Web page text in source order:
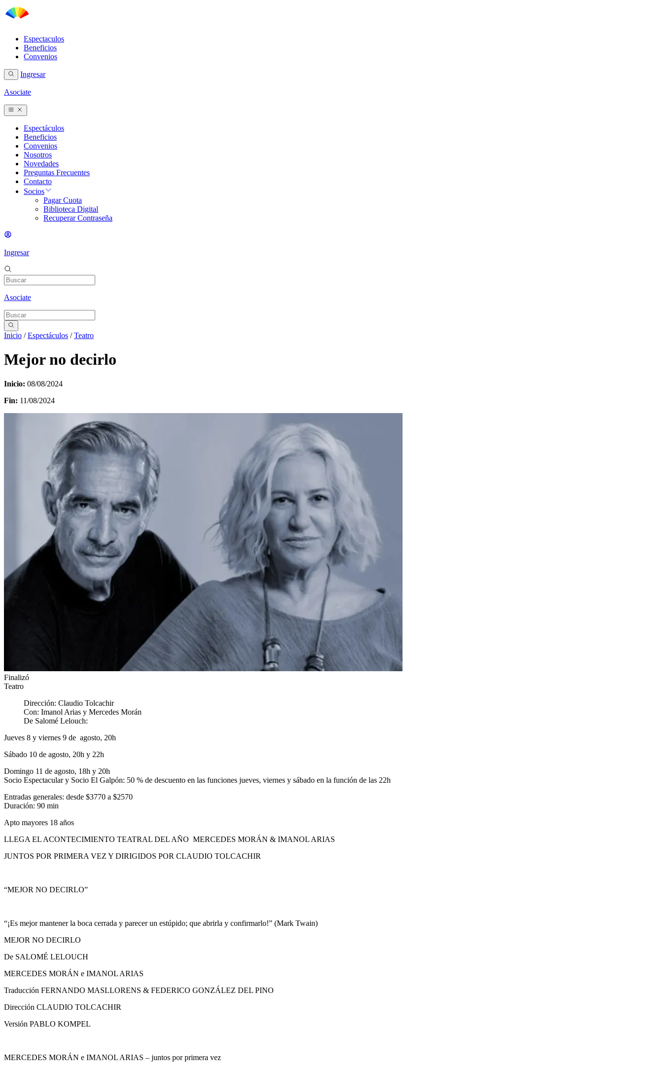
Espectaculos
Beneficios
Convenios
Ingresar
Asociate
Espectáculos
Beneficios
Convenios
Nosotros
Novedades
Preguntas Frecuentes
Contacto
Socios
Pagar Cuota
Biblioteca Digital
Recuperar Contraseña
Ingresar
Asociate
Inicio /Espectáculos /Teatro
Mejor no decirlo
Inicio: 08/08/2024
Fin: 11/08/2024
Finalizó
Teatro
Dirección: Claudio Tolcachir
Con: Imanol Arias y Mercedes Morán
De Salomé Lelouch:
Jueves 8 y viernes 9 de agosto, 20h
Sábado 10 de agosto, 20h y 22h
Domingo 11 de agosto, 18h y 20h
Socio Espectacular y Socio El Galpón: 50 % de descuento en las funciones jueves, viernes y sábado en la función de las 22h
Entradas generales: desde $3770 a $2570
Duración: 90 min
Apto mayores 18 años
LLEGA EL ACONTECIMIENTO TEATRAL DEL AÑO MERCEDES MORÁN & IMANOL ARIAS
JUNTOS POR PRIMERA VEZ Y DIRIGIDOS POR CLAUDIO TOLCACHIR
“MEJOR NO DECIRLO”
“¡Es mejor mantener la boca cerrada y parecer un estúpido; que abrirla y confirmarlo!” (Mark Twain)
MEJOR NO DECIRLO
De SALOMÉ LELOUCH
MERCEDES MORÁN e IMANOL ARIAS
Traducción FERNANDO MASLLORENS & FEDERICO GONZÁLEZ DEL PINO
Dirección CLAUDIO TOLCACHIR
Versión PABLO KOMPEL
MERCEDES MORÁN e IMANOL ARIAS – juntos por primera vez